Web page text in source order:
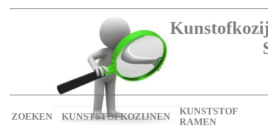
ZOEKEN KUNSTSTOFKOZIJNEN
KUNSTSTOF
RAMEN